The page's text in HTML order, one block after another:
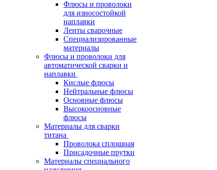
Флюсы и проволоки
для износостойкой
наплавки
Ленты сварочные
Специализированные
материалы
Флюсы и проволоки для
автоматической сварки и
наплавки
Кислые флюсы
Нейтральные флюсы
Основные флюсы
Высокоосновные
флюсы
Материалы для сварки
титана
Проволока сплошная
Присадочные прутки
Материалы специального